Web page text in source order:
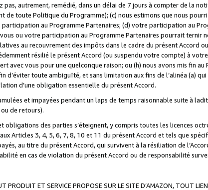
autrement, remédié, dans un délai de 7 jours à compter de la
toute Politique du Programme); (c) nous estimons que nous
au Programme Partenaires; (d) votre participation au
ou votre participation au Programme Partenaires pourrait ternir
au recouvrement des impôts dans le cadre du présent Accord
résilié le présent Accord (ou suspendu votre compte) à
avec vous pour une quelconque raison; ou (h) nous avons mis fin au
d’éviter toute ambiguïté, et sans limitation aux fins de l’alinéa (a)
d’une obligation essentielle du présent Accord.
et impayées pendant un laps de temps raisonnable suite à
de retours).
des parties s’éteignent, y compris toutes les licences
Articles 3, 4, 5, 6, 7, 8, 10 et 11 du présent Accord et tels que
au titre du présent Accord, qui survivent à la résiliation de
en cas de violation du présent Accord ou de responsabilité
PRODUIT ET SERVICE PROPOSE SUR LE SITE D’AMAZON, TOUT